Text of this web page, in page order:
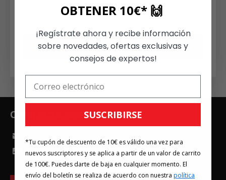
rápido, guardar más de una dirección, seguimiento de
pedidos y mucho más.
CREAR UNA CUENTA
CONTACTA CON
Contacta con nosotros
OBTENER 10€* 🙌
¡Regístrate ahora y recibe información
sobre novedades, ofertas exclusivas y
consejos de expertos!
SUSCRIBIRSE
*Tu cupón de descuento de 10€ es válido una vez para
nuevos suscriptores y se aplica a partir de un valor de carrito
de 100€. Puedes darte de baja en cualquier momento. El
envío del boletín se realiza de acuerdo con nuestra política